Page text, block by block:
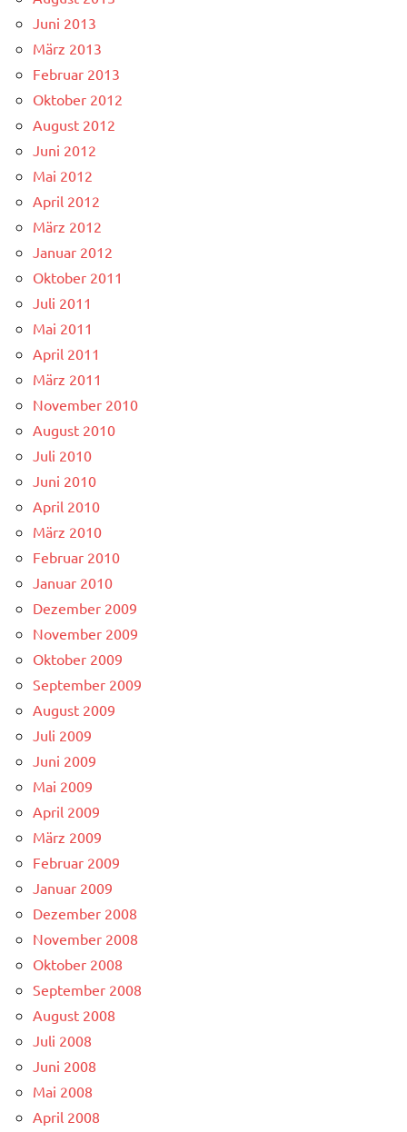
Juni 2013
März 2013
Februar 2013
Oktober 2012
August 2012
Juni 2012
Mai 2012
April 2012
März 2012
Januar 2012
Oktober 2011
Juli 2011
Mai 2011
April 2011
März 2011
November 2010
August 2010
Juli 2010
Juni 2010
April 2010
März 2010
Februar 2010
Januar 2010
Dezember 2009
November 2009
Oktober 2009
September 2009
August 2009
Juli 2009
Juni 2009
Mai 2009
April 2009
März 2009
Februar 2009
Januar 2009
Dezember 2008
November 2008
Oktober 2008
September 2008
August 2008
Juli 2008
Juni 2008
Mai 2008
April 2008